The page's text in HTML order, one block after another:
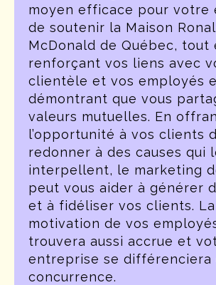
moyen efficace pour votre
de soutenir la Maison
McDonald de Québec, tout
renforçant vos liens avec
clientèle et vos employés
démontrant que vous
valeurs mutuelles. En
l’opportunité à vos clients
redonner à des causes qui
interpellent, le marketing
peut vous aider à générer
et à fidéliser vos clients. La
motivation de vos employés
trouvera aussi accrue et
entreprise se différenciera
concurrence.